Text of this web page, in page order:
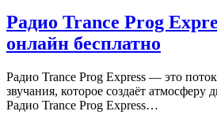
Радио Trance Prog
онлайн бесплатно
Радио Trance Prog Express — это
звучания, которое создаёт
Радио Trance Prog Express…